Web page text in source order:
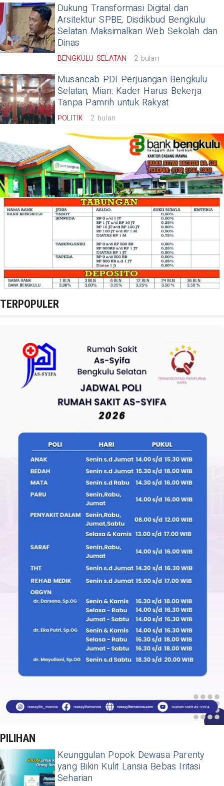
Dukung Transformasi Digital dan
Arsitektur SPBE, Disdikbud Bengkulu
Selatan Maksimalkan Web Sekolah dan
Dinas
BENGKULU SELATAN 2 bulan
Musancab PDI Perjuangan Bengkulu
Selatan, Mian: Kader Harus Bekerja
Tanpa Pamrih untuk Rakyat
POLITIK 2 bulan
TERPOPULER
PILIHAN
Keunggulan Popok Dewasa Parenty
yang Bikin Kulit Lansia Bebas Iritasi
Seharian